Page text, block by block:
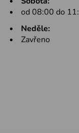
od 08:00 do
Neděle:
Zavřeno